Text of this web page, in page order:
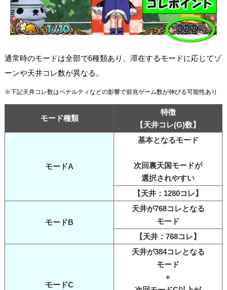
通常時のモードは全部で6種類あり、滞在するモードに応じてゾ
ーンや天井コレ数が異なる。
※下記天井コレ数はペナルティなどの影響で前兆ゲーム数が伸びる可能性あり
モード種類
特徴
【天井コレ(G)数】
モードA
基本となるモード
次回裏天国モードが
選択されやすい
【天井：1280コレ】
モードB
天井が768コレとなる
モード
【天井：768コレ】
モードC
天井が384コレとなる
モード
+